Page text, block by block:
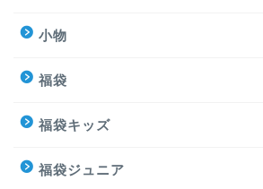
小物
福袋
福袋キッズ
福袋ジュニア